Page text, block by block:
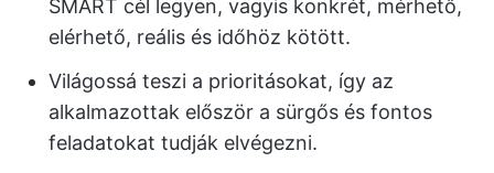
SMART cél legyen, vagyis konkrét, mérhető,
elérhető, reális és időhöz kötött.
Világossá teszi a prioritásokat, így az
alkalmazottak először a sürgős és fontos
feladatokat tudják elvégezni.